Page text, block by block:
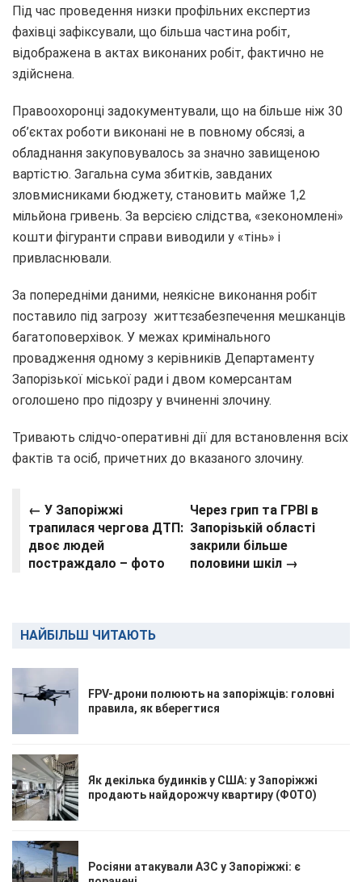
Під час проведення низки профільних експертиз
фахівці зафіксували, що більша частина робіт,
відображена в актах виконаних робіт, фактично не
здійснена.
Правоохоронці задокументували, що на більше ніж 30
об’єктах роботи виконані не в повному обсязі, а
обладнання закуповувалось за значно завищеною
вартістю. Загальна сума збитків, завданих
зловмисниками бюджету, становить майже 1,2
мільйона гривень. За версією слідства, «зекономлені»
кошти фігуранти справи виводили у «тінь» і
привласнювали.
За попередніми даними, неякісне виконання робіт
поставило під загрозу життєзабезпечення мешканців
багатоповерхівок. У межах кримінального
провадження одному з керівників Департаменту
Запорізької міської ради і двом комерсантам
оголошено про підозру у вчиненні злочину.
Тривають слідчо-оперативні дії для встановлення всіх
фактів та осіб, причетних до вказаного злочину.
← У Запоріжжі
трапилася чергова ДТП:
двоє людей
постраждало – фото
Через грип та ГРВІ в
Запорізькій області
закрили більше
половини шкіл →
НАЙБІЛЬШ ЧИТАЮТЬ
FPV-дрони полюють на запоріжців: головні
правила, як вберегтися
Як декілька будинків у США: у Запоріжжі
продають найдорожчу квартиру (ФОТО)
Росіяни атакували АЗС у Запоріжжі: є